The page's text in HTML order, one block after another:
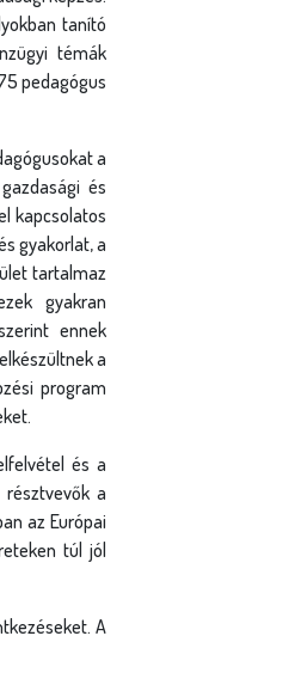
tanító
témák
pedagógus
a
és
kapcsolatos
gyakorlat, a
tartalmaz
gyakran
ennek
a
program
és a
a
az Európai
túl jól
A